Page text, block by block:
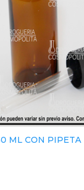
ML CON PIPETA